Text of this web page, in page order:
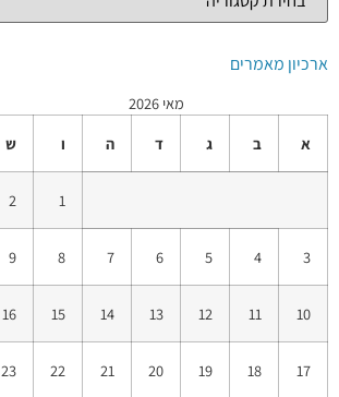
ארכיון מאמרים
מאי 2026
א
ב ג ד ה ו ש
1
2
3
4
5
6
7
8
9
10
11
12
13
14
15
16
17
18
19
20
21
22
23